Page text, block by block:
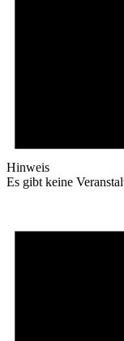
Hinweis
Es gibt keine